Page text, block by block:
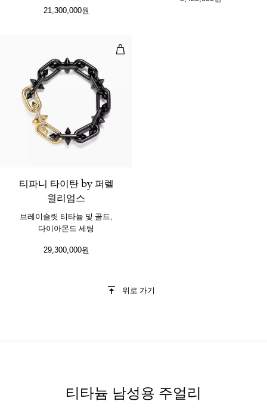
21,300,000원
브레이슬릿 티타늄 및 골드, 다이아
티파니 타이탄 by 퍼렐
윌리엄스
브레이슬릿 티타늄 및 골드,
다이아몬드 세팅
29,300,000원
위로 가기
티타늄 남성용 주얼리